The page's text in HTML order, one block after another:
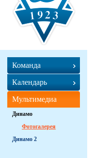
Команда
Календарь
Мультимедиа
Динамо
Фотогалерея
Динамо 2